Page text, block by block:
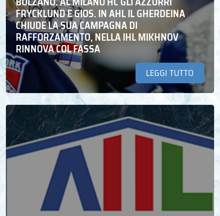
FRYCKLUND E GIOS. IN AHL IL GHERDEINA
CHIUDE LA SUA CAMPAGNA DI
RAFFORZAMENTO, NELLA IHL MIKHNOV
RINNOVA COL FASSA
LEGGI TUTTO